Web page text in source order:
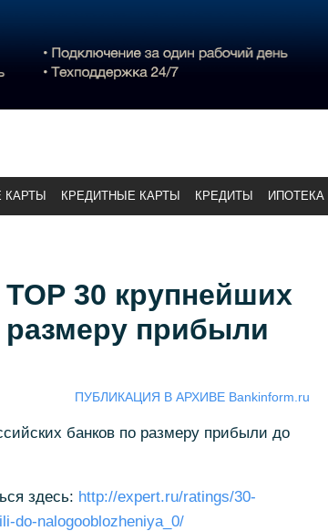
КРЕДИТНЫЕ КАРТЫ КРЕДИТЫ ИПОТЕКА
30 крупнейших
размеру прибыли
ПУБЛИКАЦИЯ В АРХИВЕ Bankinform.ru
банков по размеру прибыли до
здесь: http://expert.ru/ratings/30-
do-nalogooblozheniya_0/